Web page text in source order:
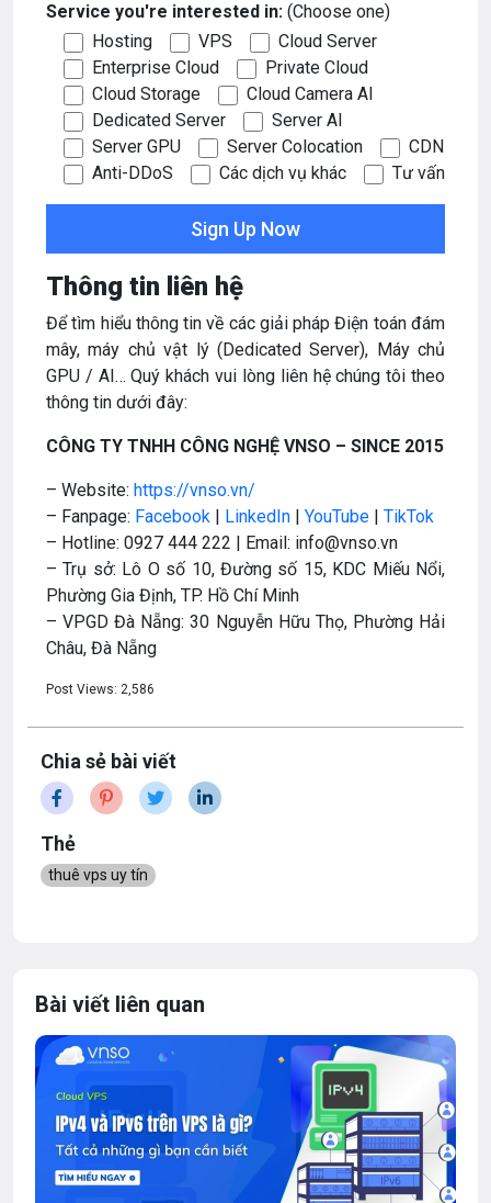
Service you're interested in: (Choose one)
Hosting
VPS
Cloud Server
Enterprise Cloud
Private Cloud
Cloud Storage
Cloud Camera AI
Dedicated Server
Server AI
Server GPU
Server Colocation
CDN
Anti-DDoS
Các dịch vụ khác Tư vấn
Thông tin liên hệ
Để tìm hiểu thông tin về các giải pháp Điện toán đám
mây, máy chủ vật lý (Dedicated Server), Máy chủ
GPU / AI… Quý khách vui lòng liên hệ chúng tôi theo
thông tin dưới đây:
CÔNG TY TNHH CÔNG NGHỆ VNSO – SINCE 2015
– Website: https://vnso.vn/
– Fanpage: Facebook LinkedIn YouTube
TikTok
– Hotline: 0927 444 222 | Email: info@vnso.vn
– Trụ sở: Lô O số 10, Đường số 15, KDC Miếu Nổi,
Phường Gia Định, TP. Hồ Chí Minh
– VPGD Đà Nẵng: 30 Nguyễn Hữu Thọ, Phường Hải
Châu, Đà Nẵng
Post Views: 2,586
Chia sẻ bài viết
Thẻ
thuê vps uy tín
Bài viết liên quan